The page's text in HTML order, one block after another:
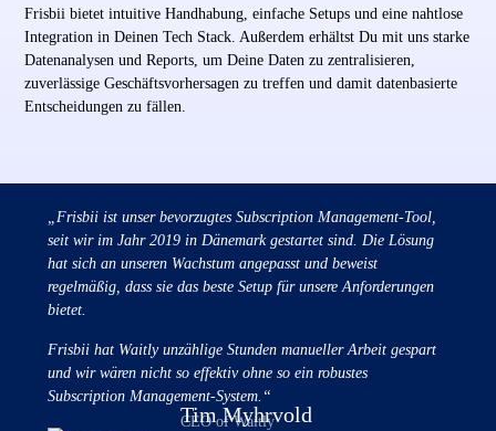
Frisbii bietet intuitive Handhabung, einfache Setups und eine nahtlose
Integration in Deinen Tech Stack. Außerdem erhältst Du mit uns starke
Datenanalysen und Reports, um Deine Daten zu zentralisieren,
zuverlässige Geschäftsvorhersagen zu treffen und damit datenbasierte
Entscheidungen zu fällen.
„Frisbii ist unser bevorzugtes Subscription Management-Tool,
seit wir im Jahr 2019 in Dänemark gestartet sind. Die Lösung
hat sich an unseren Wachstum angepasst und beweist
regelmäßig, dass sie das beste Setup für unsere Anforderungen
bietet.
Frisbii hat Waitly unzählige Stunden manueller Arbeit gespart
und wir wären nicht so effektiv ohne so ein robustes
Subscription Management-System.“
Tim Myhrvold
CEO of Waitly